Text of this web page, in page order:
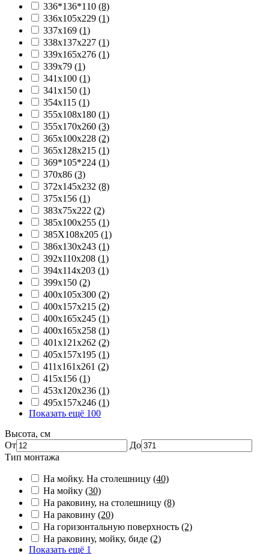
336*136*110 (8)
336х105х229 (1)
337х169 (1)
338х137х227 (1)
339х165х276 (1)
339х79 (1)
341х100 (1)
341х150 (1)
354х115 (1)
355х108х180 (1)
355х170х260 (3)
365х100х228 (2)
365х128х215 (1)
369*105*224 (1)
370х86 (3)
372х145х232 (8)
375х156 (1)
383х75х222 (2)
385х100х255 (1)
385Х108х205 (1)
386х130х243 (1)
392х110х208 (1)
394х114х203 (1)
399х150 (2)
400х105х300 (2)
400х157х215 (2)
400х165х245 (1)
400х165х258 (1)
401х121х262 (2)
405х157х195 (1)
411х161х261 (2)
415х156 (1)
453х120х236 (1)
495х157х246 (1)
Показать ещё 100
Высота, см
От
До
Тип монтажа
На мойку. На столешницу (40)
На мойку (30)
На раковину, на столешницу (8)
На раковину (20)
На горизонтальную поверхность (2)
На раковину, мойку, биде (2)
Показать ещё 1